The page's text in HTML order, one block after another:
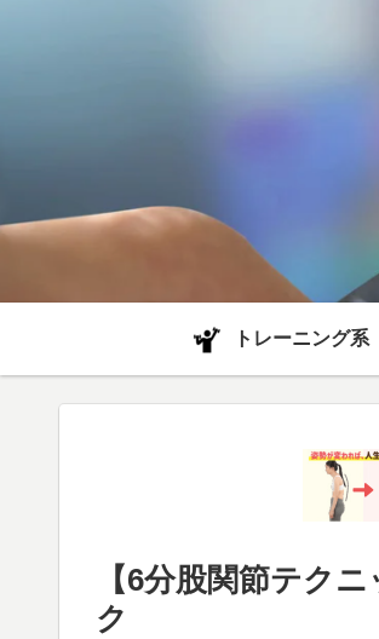
トレーニング系
【6分股関節テク
ク